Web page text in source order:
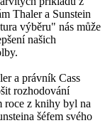
Thaler a Sunstein
výběru" nás může
našich
a právník Cass
rozhodování
roce z knihy byl na
šéfem svého